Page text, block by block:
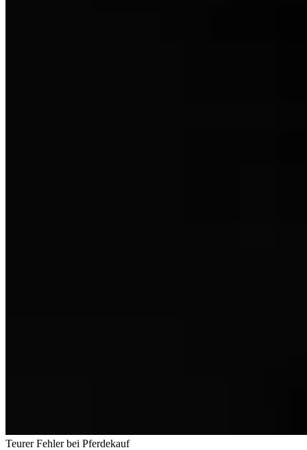
Teurer Fehler bei Pferdekauf